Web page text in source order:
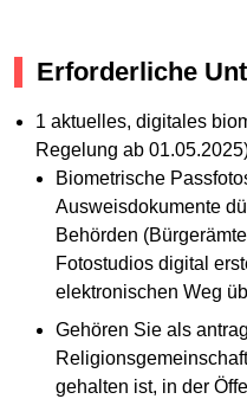
Erforderliche
1 aktuelles, digitales
Regelung ab
Biometrische
Ausweisdokumente
Behörden
Fotostudios digital
elektronischen Weg
Gehören Sie als
gehalten ist, in der